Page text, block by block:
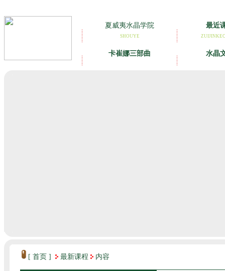
[ 首页 ] 最新课程 内容